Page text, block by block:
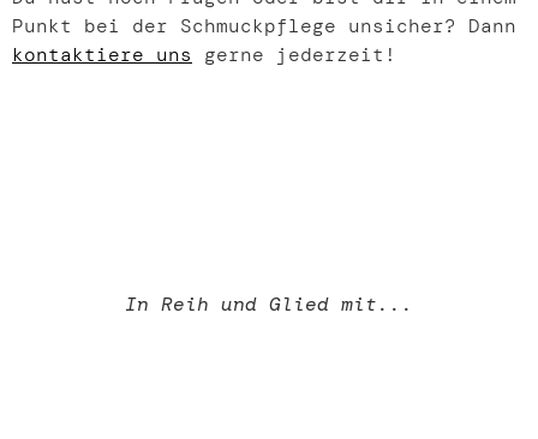
Punkt bei der Schmuckpflege unsicher? Dann
kontaktiere uns gerne jederzeit!
In Reih und Glied mit...